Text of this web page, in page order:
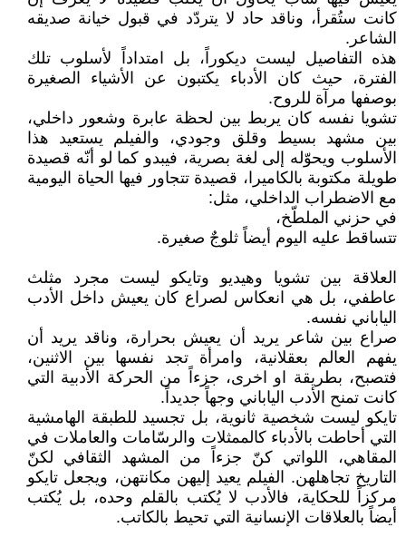
كانت ستُقرأ، وناقد حاد لا يتردّد في قبول خيانة صديقه
الشاعر.
هذه التفاصيل ليست ديكوراً، بل امتداداً لأسلوب تلك
الفترة، حيث كان الأدباء يكتبون عن الأشياء الصغيرة
بوصفها مرآة للروح.
تشويا نفسه كان يربط بين لحظة عابرة وشعور داخلي،
بين مشهد بسيط وقلق وجودي، والفيلم يستعيد هذا
الأسلوب ويحوّله إلى لغة بصرية، فيبدو كما لو أنّه قصيدة
طويلة مكتوبة بالكاميرا، قصيدة تتجاور فيها الحياة اليومية
مع الاضطراب الداخلي، مثل:
في حزني الملطّخ،
تتساقط عليه اليوم أيضاً ثلوجٌ صغيرة.
العلاقة بين تشويا وهيديو وتايكو ليست مجرد مثلث
عاطفي، بل هي انعكاس لصراع كان يعيش داخل الأدب
الياباني نفسه.
صراع بين شاعر يريد أن يعيش بحرارة، وناقد يريد أن
يفهم العالم بعقلانية، وامرأة تجد نفسها بين الاثنين،
فتصبح، بطريقة او اخرى، جزءاً من الحركة الأدبية التي
كانت تمنح الأدب الياباني وجهاً جديداً.
تايكو ليست شخصية ثانوية، بل تجسيد للطبقة الهامشية
التي أحاطت بالأدباء كالممثلات والرسّامات والعاملات في
المقاهي، اللواتي كنّ جزءاً من المشهد الثقافي لكنّ
التاريخ تجاهلهن. الفيلم يعيد إليهن مكانتهن، ويجعل تايكو
مركزاً للحكاية، فالأدب لا يُكتب بالقلم وحده، بل يُكتب
أيضاً بالعلاقات الإنسانية التي تحيط بالكاتب.